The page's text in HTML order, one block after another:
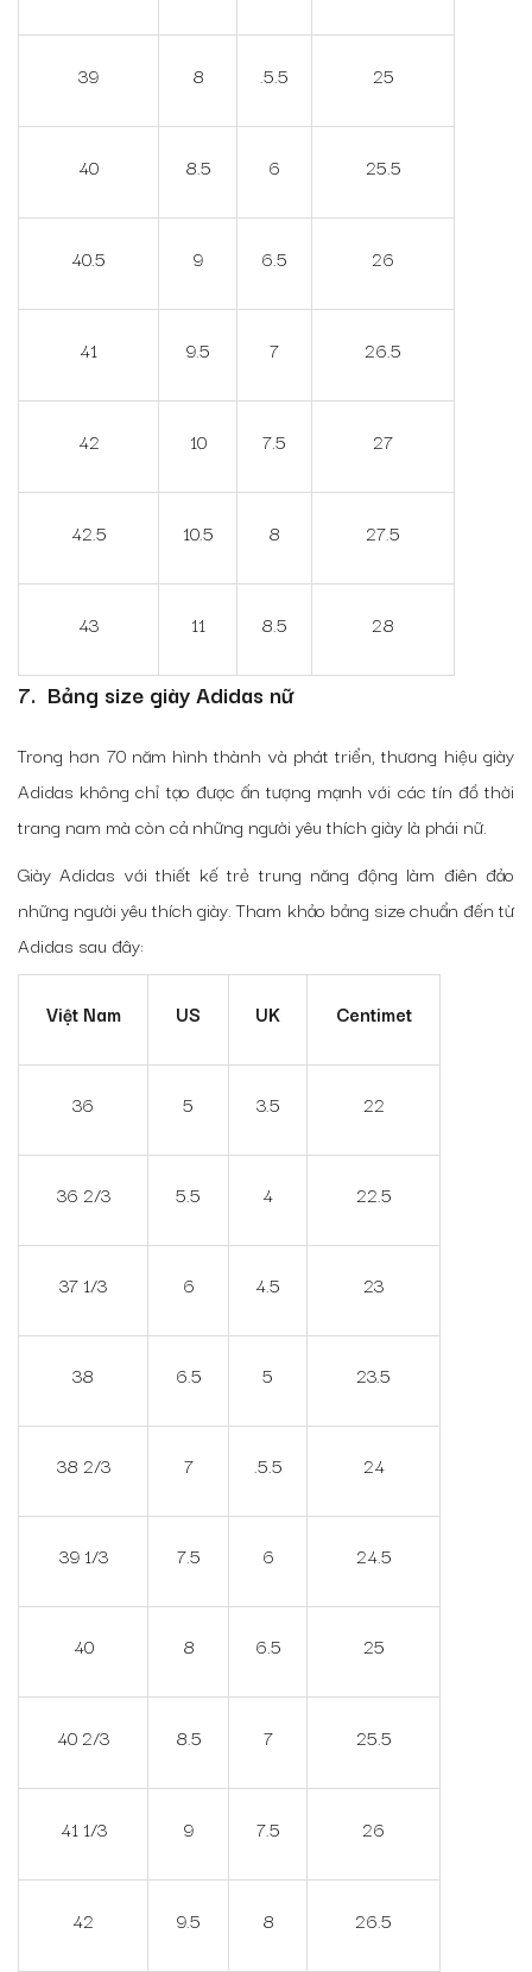
39 8 .5.5 25
40 8.5 6 25.5
40.5 9 6.5 26
41 9.5 7 26.5
42 10 7.5 27
42.5 10.5 8 27.5
43 11 8.5 28
7. Bảng size giày Adidas nữ
Trong hơn 70 năm hình thành và phát triển, thương hiệu giày
Adidas không chỉ tạo được ấn tượng mạnh với các tín đồ thời
trang nam mà còn cả những người yêu thích giày là phái nữ.
Giày Adidas với thiết kế trẻ trung năng động làm điên đảo
những người yêu thích giày. Tham khảo bảng size chuẩn đến từ
Adidas sau đây:
Việt Nam US UK Centimet
36 5 3.5 22
36 2/3 5.5 4 22.5
37 1/3 6 4.5 23
38 6.5 5 23.5
38 2/3 7 .5.5 24
39 1/3 7.5 6 24.5
40 8 6.5 25
40 2/3 8.5 7 25.5
41 1/3 9 7.5 26
42 9.5 8 26.5